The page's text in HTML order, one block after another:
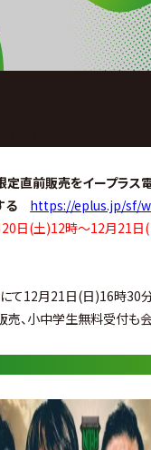
直前販売をイープラス電
る
https://eplus.jp/sf/
日(土)12時〜12月21日
て12月21日(日)16時30
売、小中学生無料受付